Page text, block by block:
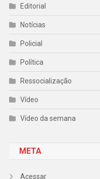
Editorial
Notícias
Policial
Política
Ressocialização
Vídeo
Vídeo da semana
META
Acessar